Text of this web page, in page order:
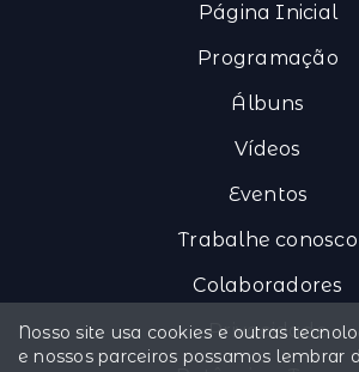
Página Inicial
Programação
Álbuns
Vídeos
Eventos
Trabalhe conosco
Colaboradores
Privacidade
Nosso site usa cookies e outras
e nossos parceiros possamos lembrar